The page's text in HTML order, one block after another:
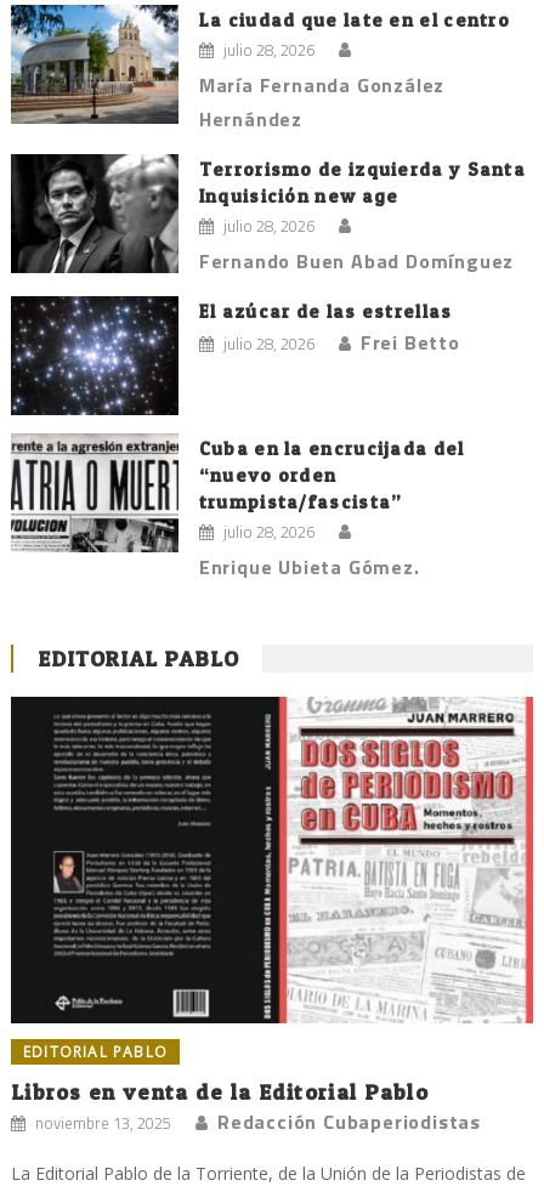
La ciudad que late en el centro
julio 28, 2026
María Fernanda González
Hernández
Terrorismo de izquierda y Santa
Inquisición new age
julio 28, 2026
Fernando Buen Abad Domínguez
El azúcar de las estrellas
julio 28, 2026 Frei Betto
Cuba en la encrucijada del
“nuevo orden
trumpista/fascista”
julio 28, 2026
Enrique Ubieta Gómez.
EDITORIAL PABLO
EDITORIAL PABLO
Libros en venta de la Editorial Pablo
noviembre 13, 2025 Redacción Cubaperiodistas
La Editorial Pablo de la Torriente, de la Unión de la Periodistas de